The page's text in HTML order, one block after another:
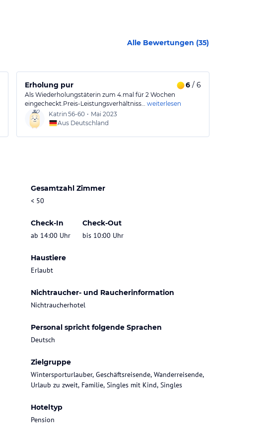
Alle Bewertungen (35)
Erholung pur 6/ 6
Als Wiederholungstäterin zum 4.mal für 2 Wochen
eingecheckt.Preis-Leistungsverhältniss… weiterlesen
Katrin 56-60 • Mai 2023
Aus Deutschland
Gesamtzahl Zimmer
< 50
Check-In
ab 14:00 Uhr
Check-Out
bis 10:00 Uhr
Haustiere
Erlaubt
Nichtraucher- und Raucherinformation
Nichtraucherhotel
Personal spricht folgende Sprachen
Deutsch
Zielgruppe
Wintersporturlauber, Geschäftsreisende, Wanderreisende,
Urlaub zu zweit, Familie, Singles mit Kind, Singles
Hoteltyp
Pension